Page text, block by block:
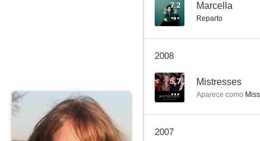
7.2 Marcella
Reparto
2008
5.7 Mistresses
Aparece como
2007